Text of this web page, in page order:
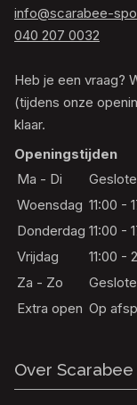
info@scarabee-
040 207 0032
Heb je een vraag?
(tijdens onze
klaar.
Openingstijden
Ma - Di
Woensdag 11:00 -
Donderdag 11:00 -
Vrijdag
11:00 -
Za - Zo
Extra open Op
Over Scarabee